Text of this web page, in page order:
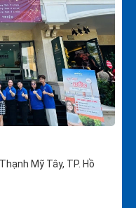
Mỹ Tây, TP. Hồ